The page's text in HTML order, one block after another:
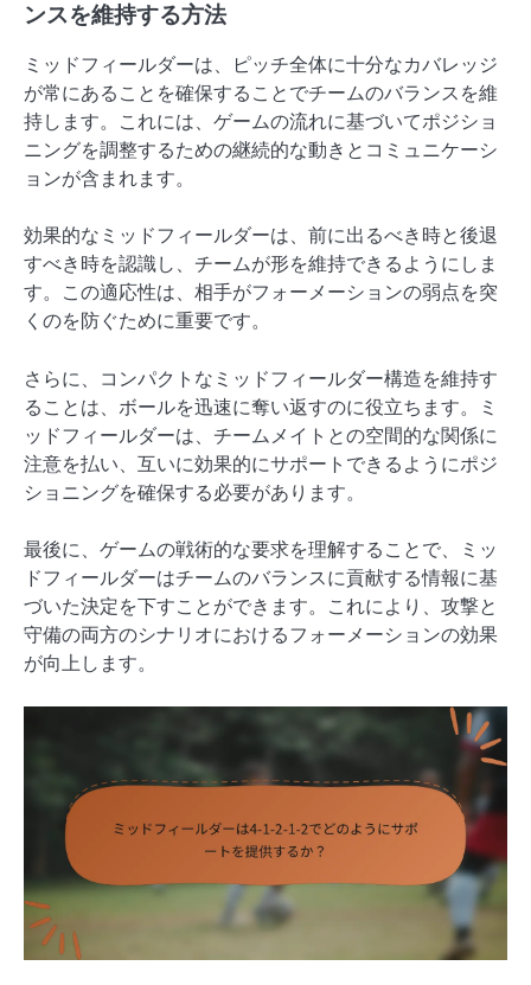
ンスを維持する方法
ミッドフィールダーは、ピッチ全体に十分なカバレッジ
が常にあることを確保することでチームのバランスを維
持します。これには、ゲームの流れに基づいてポジショ
ニングを調整するための継続的な動きとコミュニケーシ
ョンが含まれます。
効果的なミッドフィールダーは、前に出るべき時と後退
すべき時を認識し、チームが形を維持できるようにしま
す。この適応性は、相手がフォーメーションの弱点を突
くのを防ぐために重要です。
さらに、コンパクトなミッドフィールダー構造を維持す
ることは、ボールを迅速に奪い返すのに役立ちます。ミ
ッドフィールダーは、チームメイトとの空間的な関係に
注意を払い、互いに効果的にサポートできるようにポジ
ショニングを確保する必要があります。
最後に、ゲームの戦術的な要求を理解することで、ミッ
ドフィールダーはチームのバランスに貢献する情報に基
づいた決定を下すことができます。これにより、攻撃と
守備の両方のシナリオにおけるフォーメーションの効果
が向上します。